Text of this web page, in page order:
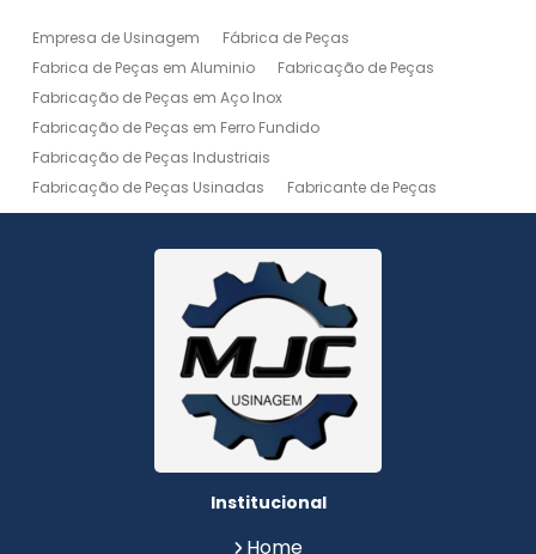
Empresa de Usinagem
Fábrica de Peças
Fabrica de Peças em Aluminio
Fabricação de Peças
Fabricação de Peças em Aço Inox
Fabricação de Peças em Ferro Fundido
Fabricação de Peças Industriais
Fabricação de Peças Usinadas
Fabricante de Peças
Fabricante de Peças de Máquinas
Manutenção de Máquina
Peças Usinadas
Serviço de Soldagem
Serviço de Usinagem
Serviço de Usinagem Pesada
Serviços de Usinagem CNC
Serviços de Usinagem de Peças
Serviços de Usinagem Tornearia e Solda
Usinagem
Usinagem Aluminio
Usinagem de Alta Precisão
Usinagem de Alumínio
Usinagem de Peças em Aço Inox
Institucional
Home